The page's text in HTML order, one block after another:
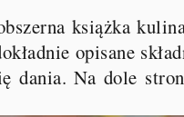
książka
opisane
dania. Na dole